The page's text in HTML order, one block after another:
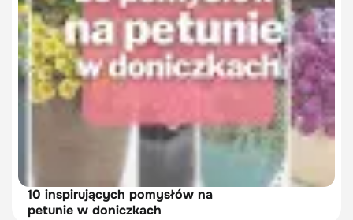
10 inspirujących pomysłów na
petunie w doniczkach